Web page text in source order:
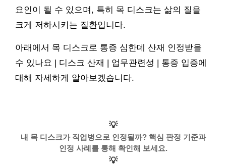
요인이 될 수 있으며, 특히 목 디스크는 삶의 질을
크게 저하시키는 질환입니다.
아래에서 목 디스크로 통증 심한데 산재 인정받을
수 있나요 | 디스크 산재 | 업무관련성 | 통증 입증에
대해 자세하게 알아보겠습니다.
💡
내 목 디스크가 직업병으로 인정될까? 핵심 판정 기준과
인정 사례를 통해 확인해 보세요.
💡